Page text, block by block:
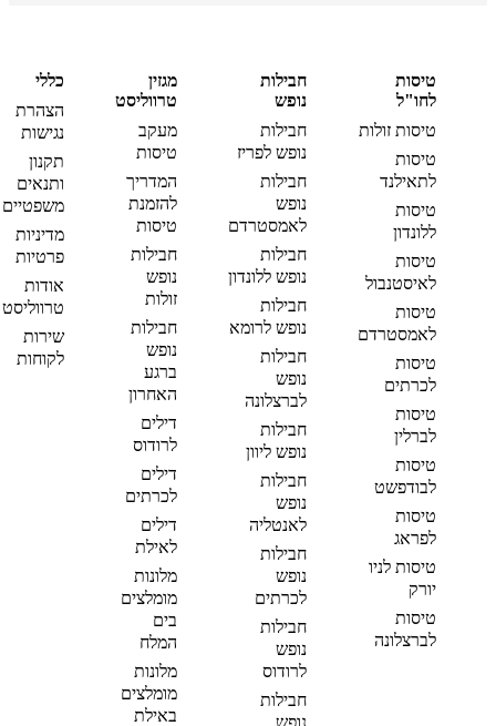
טיסות
לחו"ל
טיסות זולות
טיסות
לתאילנד
טיסות
ללונדון
טיסות
לאיסטנבול
טיסות
לאמסטרדם
טיסות
לכרתים
טיסות
לברלין
טיסות
לבודפשט
טיסות
לפראג
טיסות לניו
יורק
טיסות
לברצלונה
חבילות
נופש
חבילות
נופש לפריז
חבילות
נופש
לאמסטרדם
חבילות
נופש ללונדון
חבילות
נופש לרומא
חבילות
נופש
לברצלונה
חבילות
נופש ליוון
חבילות
נופש
לאנטליה
חבילות
נופש
לכרתים
חבילות
נופש
לרודוס
חבילות
נופש
מגזין
טרווליסט
מעקב
טיסות
המדריך
להזמנת
טיסות
חבילות
נופש
זולות
חבילות
נופש
ברגע
האחרון
דילים
לרודוס
דילים
לכרתים
דילים
לאילת
מלונות
מומלצים
בים
המלח
מלונות
מומלצים
באילת
כללי
הצהרת
נגישות
תקנון
ותנאים
משפטיים
מדיניות
פרטיות
אודות
טרווליסט
שירות
לקוחות